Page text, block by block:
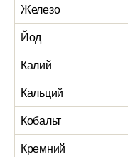
Железо
Йод
Калий
Кальций
Кобальт
Кремний